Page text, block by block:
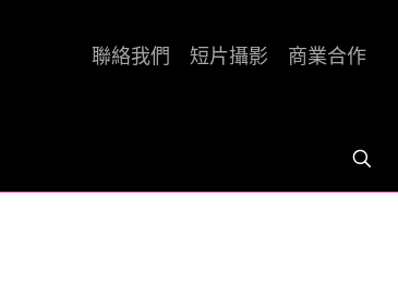
聯絡我們 短片攝影 商業合作